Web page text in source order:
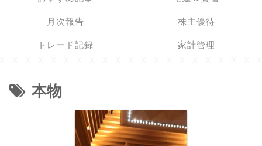
月次報告 株主優待
トレード記録 家計管理
本物